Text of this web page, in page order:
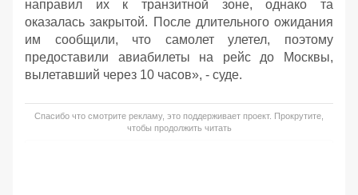
направил их к транзитной зоне, однако та
оказалась закрытой. После длительного ожидания
им сообщили, что самолет улетел, поэтому
предоставили авиабилеты на рейс до Москвы,
вылетавший через 10 часов», - суде.
Спасибо что смотрите рекламу, это поддерживает проект. Прокрутите,
чтобы продолжить читать